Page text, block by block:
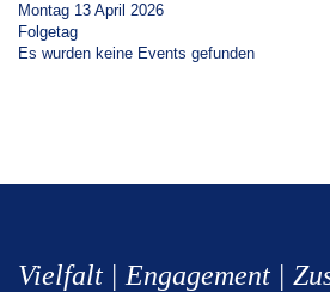
Montag 13 April 2026
Folgetag
Es wurden keine Events gefunden
Vielfalt | Engagement |